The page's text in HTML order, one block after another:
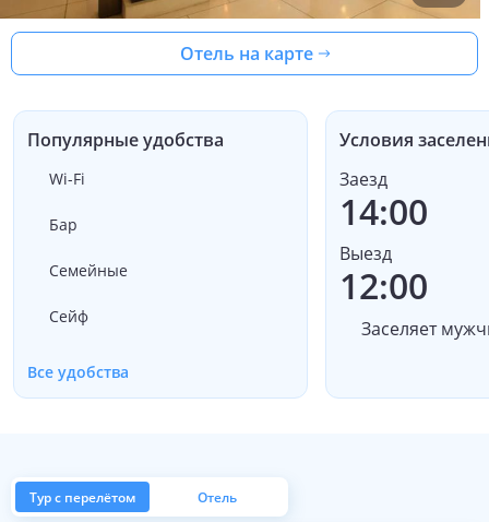
Отель на карте
Популярные удобства
Wi-Fi
Бар
Семейные
Сейф
Все удобства
Условия
Заезд
14:00
Выезд
12:00
Заселяет
Тур с перелётом Отель